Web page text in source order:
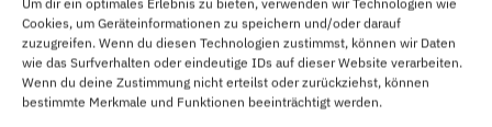
Um dir ein optimales Erlebnis zu bieten, verwenden wir Technologien wie
Cookies, um Geräteinformationen zu speichern und/oder darauf
zuzugreifen. Wenn du diesen Technologien zustimmst, können wir Daten
wie das Surfverhalten oder eindeutige IDs auf dieser Website verarbeiten.
Wenn du deine Zustimmung nicht erteilst oder zurückziehst, können
bestimmte Merkmale und Funktionen beeinträchtigt werden.